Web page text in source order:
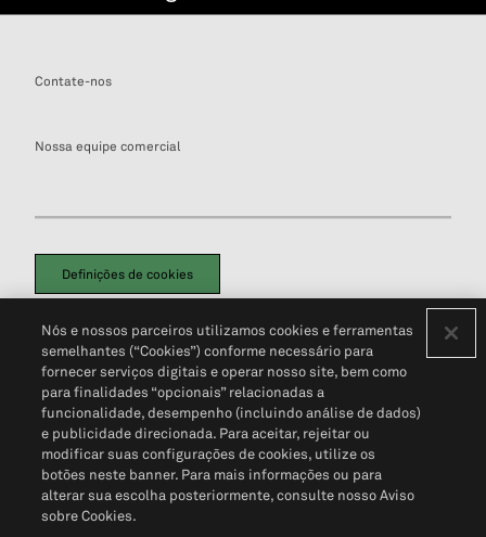
Contate-nos
Nossa equipe comercial
Definições de cookies
Política de PrivacidadePortal de privacidade do cliente (em inglês)
Não Venda Minhas Informações Pessoais© 2026 S&P Global
Nós e nossos parceiros utilizamos cookies e ferramentas
semelhantes (“Cookies”) conforme necessário para
fornecer serviços digitais e operar nosso site, bem como
para finalidades “opcionais” relacionadas a
funcionalidade, desempenho (incluindo análise de dados)
e publicidade direcionada. Para aceitar, rejeitar ou
modificar suas configurações de cookies, utilize os
botões neste banner. Para mais informações ou para
alterar sua escolha posteriormente, consulte nosso Aviso
sobre Cookies.